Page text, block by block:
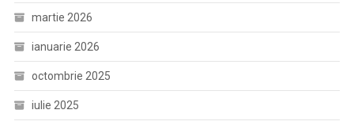
martie 2026
ianuarie 2026
octombrie 2025
iulie 2025